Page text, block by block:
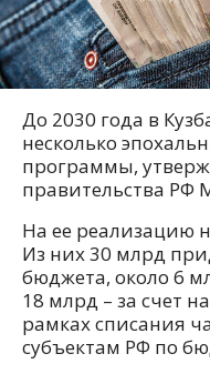
До 2030 года в
несколько
программы,
правительства
На ее реализацию
Из них 30 млрд
бюджета, около 6
18 млрд – за счет
рамках списания
субъектам РФ по